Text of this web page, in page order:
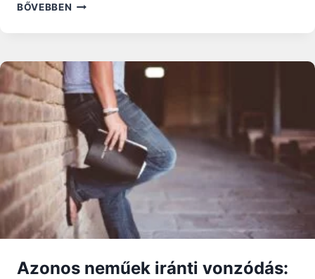
BŐVEBBEN
KI
FINN
KERESZTÉNY
PARLAMENTI
KÉPVISELŐT
„GYŰLÖLETBESZÉD”
VÉTSÉGÉBEN
Azonos neműek iránti vonzódás: